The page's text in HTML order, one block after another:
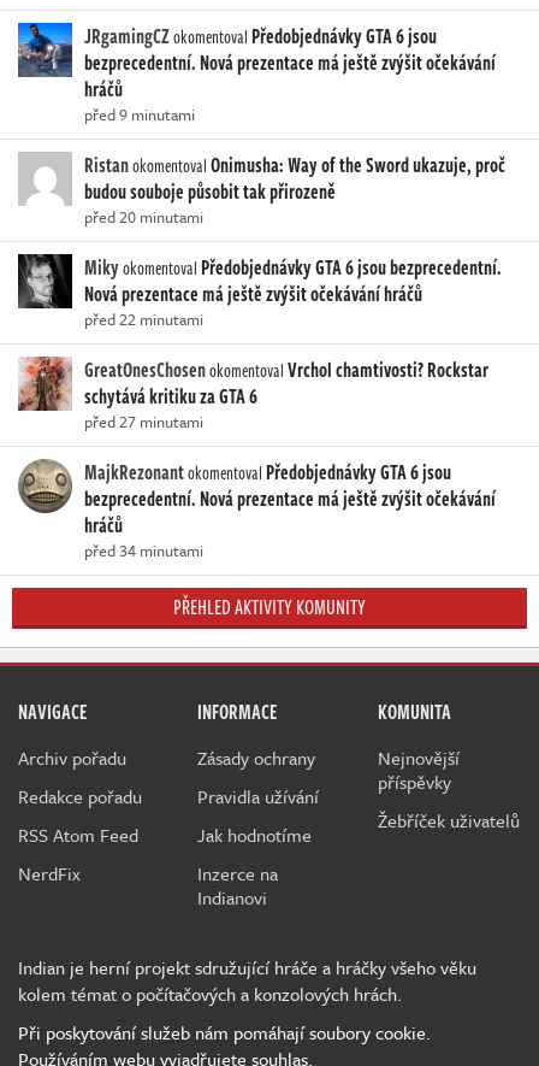
JRgamingCZokomentoval Předobjednávky GTA 6 jsou
bezprecedentní. Nová prezentace má ještě zvýšit očekávání
hráčů
před 9 minutami
RistanokomentovalOnimusha: Way of the Sword ukazuje, proč
budou souboje působit tak přirozeně
před 20 minutami
Mikyokomentoval Předobjednávky GTA 6 jsou bezprecedentní.
Nová prezentace má ještě zvýšit očekávání hráčů
před 22 minutami
GreatOnesChosenokomentovalVrchol chamtivosti? Rockstar
schytává kritiku za GTA 6
před 27 minutami
MajkRezonantokomentoval Předobjednávky GTA 6 jsou
bezprecedentní. Nová prezentace má ještě zvýšit očekávání
hráčů
před 34 minutami
PŘEHLED AKTIVITY KOMUNITY
NAVIGACE
Archiv pořadu
Redakce pořadu
RSS Atom Feed
NerdFix
INFORMACE
Zásady ochrany
Pravidla užívání
Jak hodnotíme
Inzerce na
Indianovi
KOMUNITA
Nejnovější
příspěvky
Žebříček uživatelů
Indian je herní projekt sdružující hráče a hráčky všeho věku
kolem témat o počítačových a konzolových hrách.
Při poskytování služeb nám pomáhají soubory cookie.
Používáním webu vyjadřujete souhlas.